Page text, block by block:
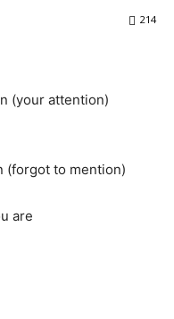
214
(your attention)
(forgot to mention)
are